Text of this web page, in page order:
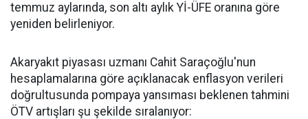
temmuz aylarında, son altı aylık Yİ-ÜFE oranına göre
yeniden belirleniyor.
Akaryakıt piyasası uzmanı Cahit Saraçoğlu'nun
hesaplamalarına göre açıklanacak enflasyon verileri
doğrultusunda pompaya yansıması beklenen tahmini
ÖTV artışları şu şekilde sıralanıyor: